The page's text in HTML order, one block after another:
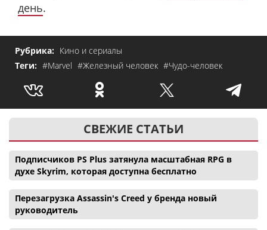
день.
Рубрика: Кино и сериалы
Теги: #Marvel #Железный человек #Чудо-человек
СВЕЖИЕ СТАТЬИ
Подписчиков PS Plus затянула масштабная RPG в
духе Skyrim, которая доступна бесплатно
Перезагрузка Assassin's Creed у бренда новый
руководитель